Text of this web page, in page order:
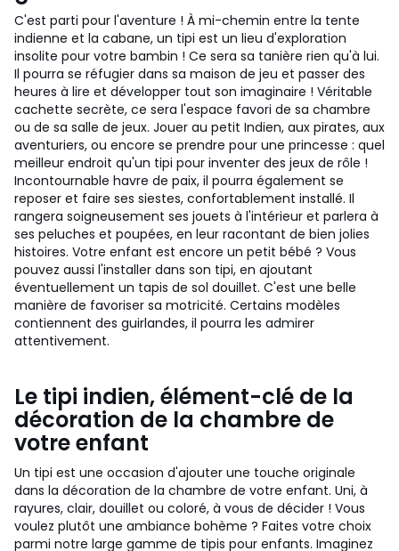
C'est parti pour l'aventure ! À mi-chemin entre la tente
indienne et la cabane, un tipi est un lieu d'exploration
insolite pour votre bambin ! Ce sera sa tanière rien qu'à lui.
Il pourra se réfugier dans sa maison de jeu et passer des
heures à lire et développer tout son imaginaire ! Véritable
cachette secrète, ce sera l'espace favori de sa chambre
ou de sa salle de jeux. Jouer au petit Indien, aux pirates, aux
aventuriers, ou encore se prendre pour une princesse : quel
meilleur endroit qu'un tipi pour inventer des jeux de rôle !
Incontournable havre de paix, il pourra également se
reposer et faire ses siestes, confortablement installé. Il
rangera soigneusement ses jouets à l'intérieur et parlera à
ses peluches et poupées, en leur racontant de bien jolies
histoires. Votre enfant est encore un petit bébé ? Vous
pouvez aussi l'installer dans son tipi, en ajoutant
éventuellement un tapis de sol douillet. C'est une belle
manière de favoriser sa motricité. Certains modèles
contiennent des guirlandes, il pourra les admirer
attentivement.
Le tipi indien, élément-clé de la
décoration de la chambre de
votre enfant
Un tipi est une occasion d'ajouter une touche originale
dans la décoration de la chambre de votre enfant. Uni, à
rayures, clair, douillet ou coloré, à vous de décider ! Vous
voulez plutôt une ambiance bohème ? Faites votre choix
parmi notre large gamme de tipis pour enfants. Imaginez